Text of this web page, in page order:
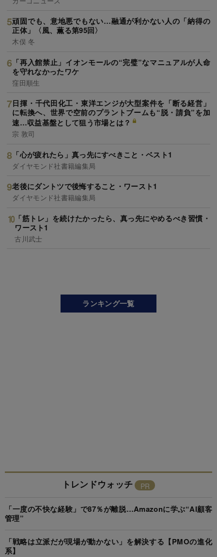
頑固でも、意地悪でもない…融通が利かない人の「納得の
正体」〈風、薫る第95回〉
木俣 冬
「再入館禁止」イオンモールの“完璧”なマニュアルが人命
を守れなかったワケ
窪田順生
日揮・千代田化工・東洋エンジが大型案件を「断る経営」
に転換へ、世界で空前のプラントブームも“脱・請負”を加
速…収益基盤として狙う市場とは？
宗 敦司
「心が疲れたら」真っ先にすべきこと・ベスト1
ダイヤモンド社書籍編集局
老後にダントツで後悔すること・ワースト1
ダイヤモンド社書籍編集局
「筋トレ」を続けたかったら、真っ先にやめるべき習慣・
ワースト1
古川武士
ランキング一覧
トレンドウォッチ
「一度の不快な経験」で87％が離脱…Amazonに学ぶ“AI顧客
管理”
「戦略は立派だが現場が動かない」を解決する【PMOの進化
系】